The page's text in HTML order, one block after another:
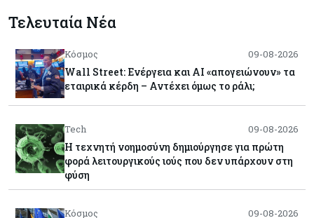
Τελευταία Νέα
Κόσμος 09-08-2026
Wall Street: Ενέργεια και AI «απογειώνουν» τα
εταιρικά κέρδη – Αντέχει όμως το ράλι;
Tech 09-08-2026
Η τεχνητή νοημοσύνη δημιούργησε για πρώτη
φορά λειτουργικούς ιούς που δεν υπάρχουν στη
φύση
Κόσμος 09-08-2026